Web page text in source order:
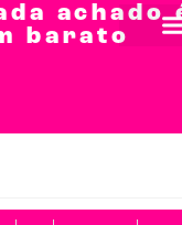
achado
barato